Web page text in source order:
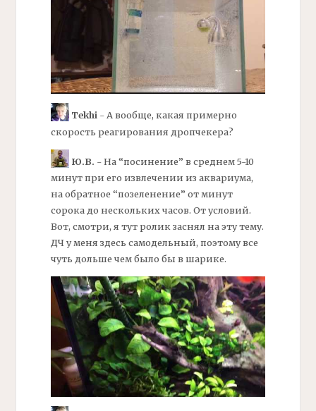
Tekhi- А вообще, какая примерно
скорость реагирования дропчекера?
Ю.В. - На “посинение” в среднем 5-10
минут при его извлечении из аквариума,
на обратное “позеленение” от минут
сорока до нескольких часов. От условий.
Вот, смотри, я тут ролик заснял на эту тему.
ДЧу меня здесь самодельный, поэтому все
чуть дольше чем было бы в шарике.